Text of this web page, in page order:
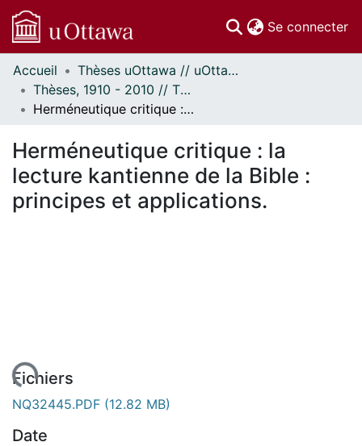
Se connecter
Communautés
et collections
Parcourir
À propos
Accueil
Thèses uOttawa // uOttawa Theses
Thèses, 1910 - 2010 // Theses, 1910 - 2010
Herméneutique critique : la lecture kantienne de la Bible : principes et applications.
Herméneutique critique : la
lecture kantienne de la Bible :
principes et applications.
Fichiers
NQ32445.PDF (12.82 MB)
Date